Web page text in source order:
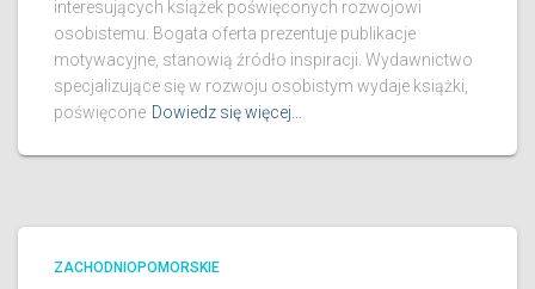
interesujących książek poświęconych rozwojowi
osobistemu. Bogata oferta prezentuje publikacje
motywacyjne, stanowią źródło inspiracji. Wydawnictwo
specjalizujące się w rozwoju osobistym wydaje książki,
poświęcone Dowiedz się więcej…
ZACHODNIOPOMORSKIE